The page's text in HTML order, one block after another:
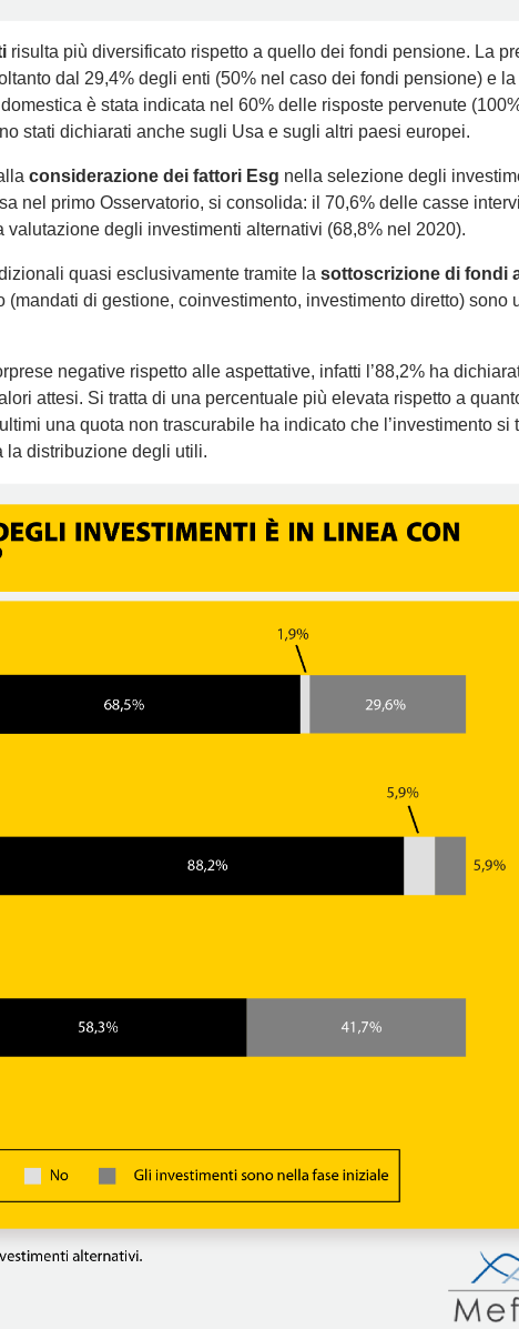
risulta più diversificato rispetto a quello dei fondi pensione. La
dal 29,4% degli enti (50% nel caso dei fondi pensione) e
è stata indicata nel 60% delle risposte pervenute
stati dichiarati anche sugli Usa e sugli altri paesi europei.
considerazione dei fattori Esg nella selezione degli
nel primo Osservatorio, si consolida: il 70,6% delle casse
degli investimenti alternativi (68,8% nel 2020).
quasi esclusivamente tramite la sottoscrizione di fondi
(mandati di gestione, coinvestimento, investimento diretto) sono
negative rispetto alle aspettative, infatti l’88,2% ha
attesi. Si tratta di una percentuale più elevata rispetto a
una quota non trascurabile ha indicato che l’investimento si
la distribuzione degli utili.